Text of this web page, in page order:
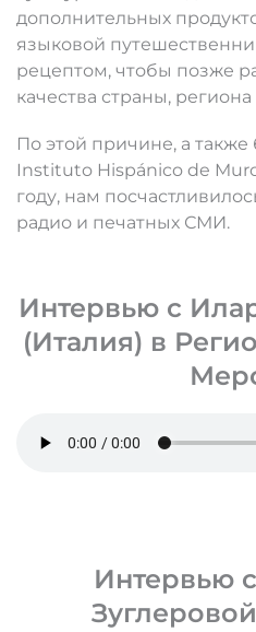
дополнительных
языковой
рецептом, чтобы позже
качества страны,
По этой причине, а
Instituto Hispánico de
году, нам
радио и печатных СМИ.
Интервью с
(Италия) в
Интервью